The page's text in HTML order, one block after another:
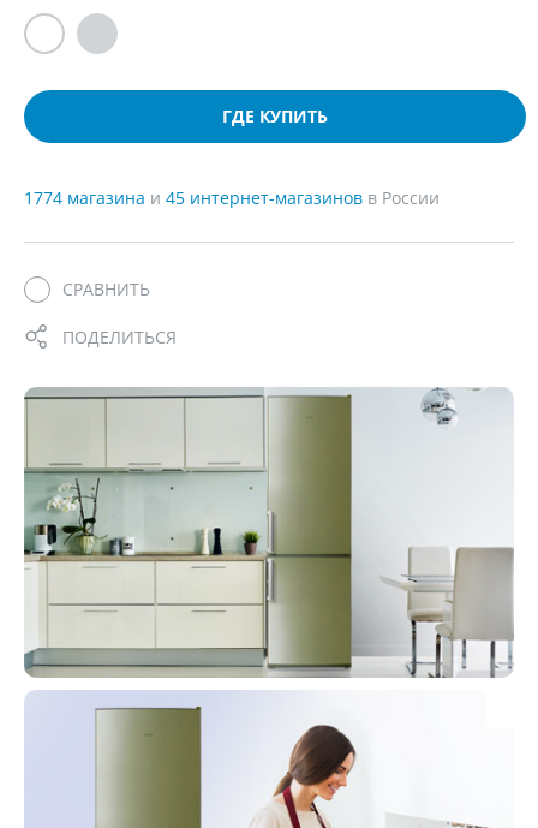
ГДЕ КУПИТЬ
1774 магазина и 45 интернет-магазинов в России
СРАВНИТЬ
ПОДЕЛИТЬСЯ